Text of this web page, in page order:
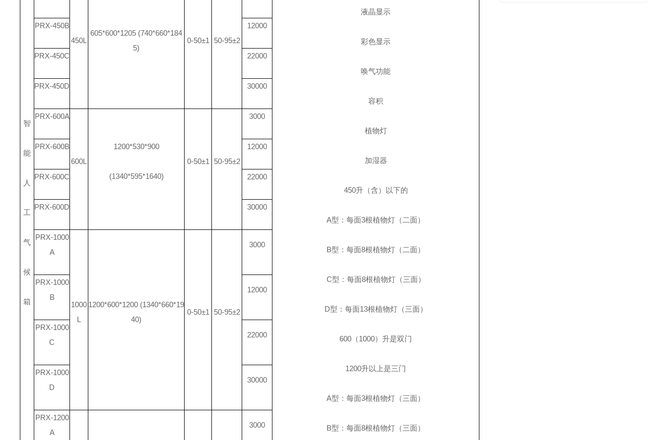
智
能
人
工
气
候
箱
液晶显示
彩色显示
唤气功能
容积
植物灯
加湿器
450升（含）以下的
A型：每面3根植物灯（二面）
B型：每面8根植物灯（二面）
C型：每面8根植物灯（三面）
D型：每面13根植物灯（三面）
600 （1000）升是双门
1200升以上是三门
A型：每面3根植物灯（三面）
B型：每面8根植物灯（三面）
450L
605*600*1205 (740*660*184
5)
0-50±1 50-95±2
PRX-450B 12000
PRX-450C 22000
PRX-450D 30000
PRX-600A
600L
1200*530*900
(1340*595*1640)
0-50±1 50-95±2
3000
PRX-600B 12000
PRX-600C 22000
PRX-600D 30000
PRX-1000
A
1000
L
1200*600*1200 (1340*660*19
40)
0-50±1 50-95±2
3000
PRX-1000
B
12000
PRX-1000
C
22000
PRX-1000
D
30000
PRX-1200
A
3000